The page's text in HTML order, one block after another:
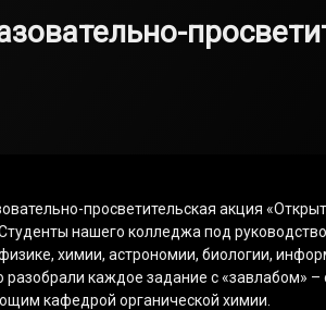
просветительская акция
нашего колледжа под
химии, астрономии, биологии,
разобрали каждое задание с
кафедрой органической химии.